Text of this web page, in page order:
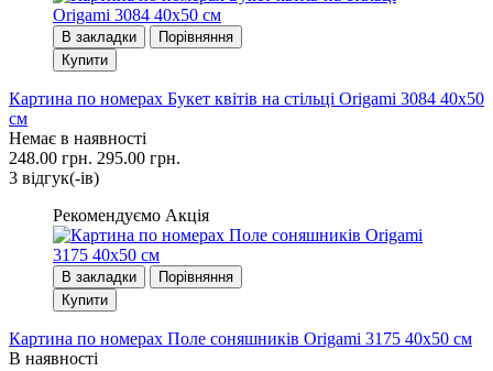
В закладки
Порівняння
Купити
Картина по номерах Букет квітів на стільці Origami 3084 40x50
см
Немає в наявності
248.00 грн. 295.00 грн.
3 вiдгук(-iв)
Рекомендуємо Акція
В закладки
Порівняння
Купити
Картина по номерах Поле соняшників Origami 3175 40x50 см
В наявності